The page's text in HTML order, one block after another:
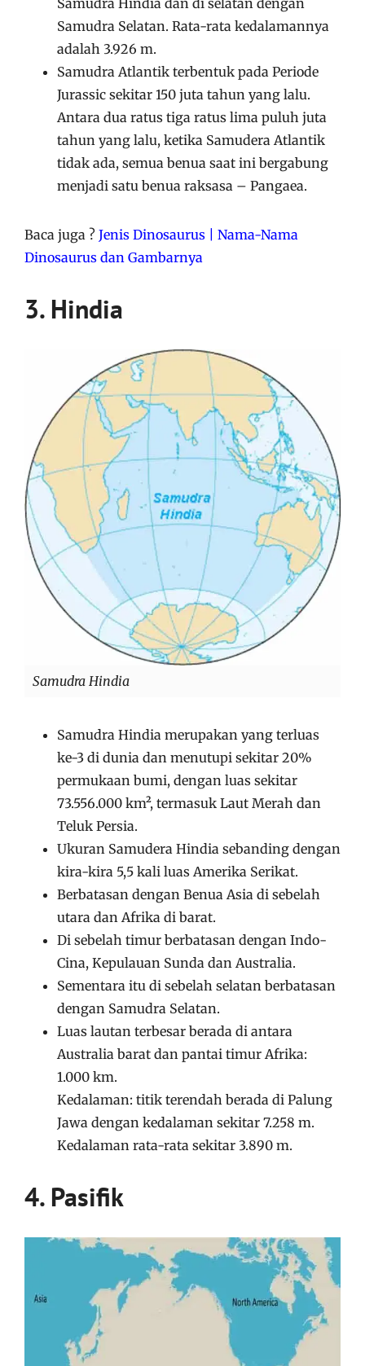
Samudra Hindia dan di selatan dengan
Samudra Selatan. Rata-rata kedalamannya
adalah 3.926 m.
Samudra Atlantik terbentuk pada Periode
Jurassic sekitar 150 juta tahun yang lalu.
Antara dua ratus tiga ratus lima puluh juta
tahun yang lalu, ketika Samudera Atlantik
tidak ada, semua benua saat ini bergabung
menjadi satu benua raksasa – Pangaea.
Baca juga ? Jenis Dinosaurus | Nama-Nama
Dinosaurus dan Gambarnya
3. Hindia
Samudra Hindia
Samudra Hindia merupakan yang terluas
ke-3 di dunia dan menutupi sekitar 20%
permukaan bumi, dengan luas sekitar
73.556.000 km², termasuk Laut Merah dan
Teluk Persia.
Ukuran Samudera Hindia sebanding dengan
kira-kira 5,5 kali luas Amerika Serikat.
Berbatasan dengan Benua Asia di sebelah
utara dan Afrika di barat.
Di sebelah timur berbatasan dengan Indo-
Cina, Kepulauan Sunda dan Australia.
Sementara itu di sebelah selatan berbatasan
dengan Samudra Selatan.
Luas lautan terbesar berada di antara
Australia barat dan pantai timur Afrika:
1.000 km.
Kedalaman: titik terendah berada di Palung
Jawa dengan kedalaman sekitar 7.258 m.
Kedalaman rata-rata sekitar 3.890 m.
4. Pasifik